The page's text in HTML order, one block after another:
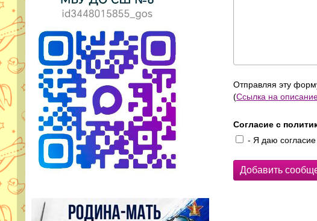
Отправляя эту
(Ссылка на
Согласие с
- Я даю
Добавить